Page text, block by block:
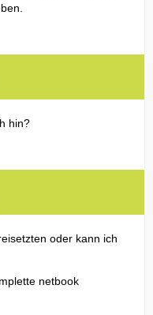
hin?
oder kann ich
netbook